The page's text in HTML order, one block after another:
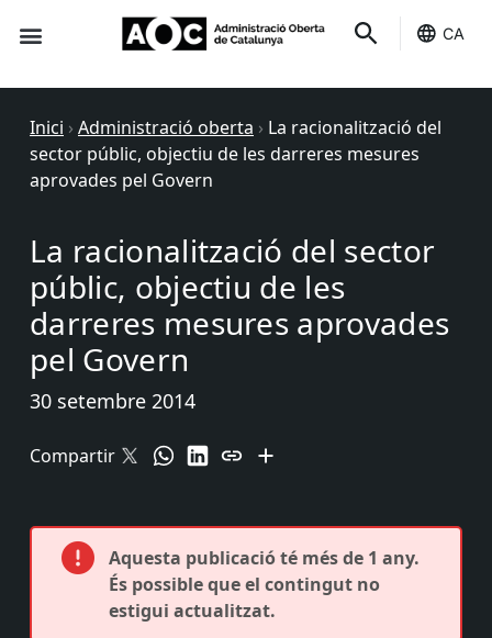
CA
Inici › Administració oberta › La racionalització del
sector públic, objectiu de les darreres mesures
aprovades pel Govern
La racionalització del sector
públic, objectiu de les
darreres mesures aprovades
pel Govern
30 setembre 2014
Compartir
Aquesta publicació té més de 1 any.
És possible que el contingut no
estigui actualitzat.